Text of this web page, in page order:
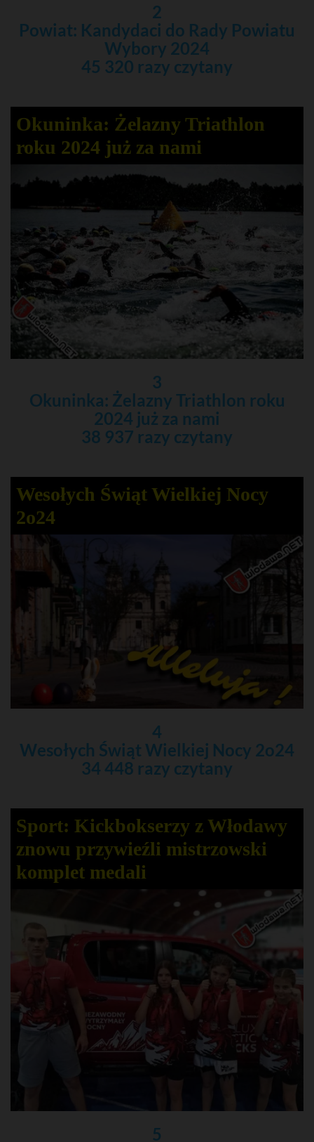
2
Powiat: Kandydaci do Rady Powiatu
Wybory 2024
45 320 razy czytany
Okuninka: Żelazny Triathlon
roku 2024 już za nami
3
Okuninka: Żelazny Triathlon roku
2024 już za nami
38 937 razy czytany
Wesołych Świąt Wielkiej Nocy
2o24
4
Wesołych Świąt Wielkiej Nocy 2o24
34 448 razy czytany
Sport: Kickbokserzy z Włodawy
znowu przywieźli mistrzowski
komplet medali
5